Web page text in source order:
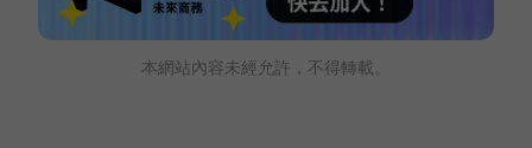
本網站內容未經允許，不得轉載。